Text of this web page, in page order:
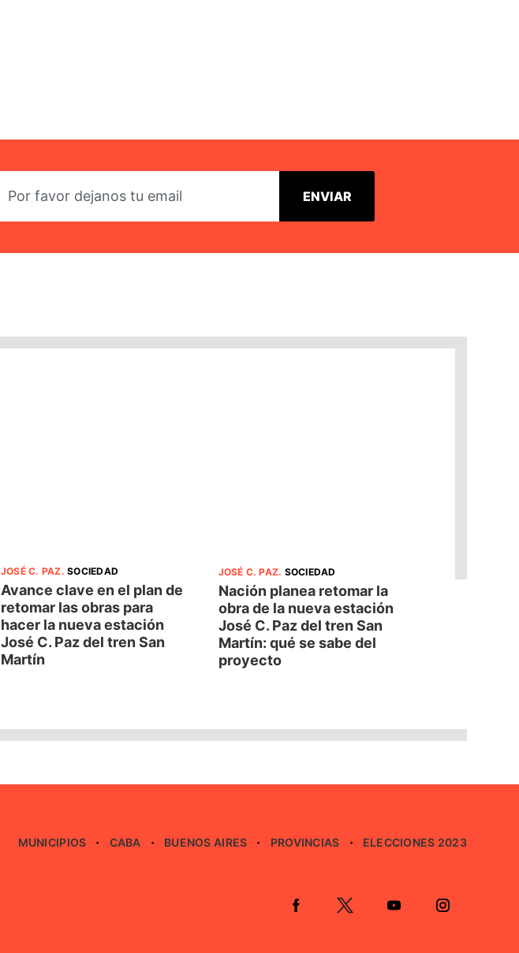
JOSÉ C. PAZ.SOCIEDAD
Avance clave en el plan de
retomar las obras para
hacer la nueva estación
José C. Paz del tren San
Martín
JOSÉ C. PAZ. SOCIEDAD
Nación planea retomar la
obra de la nueva estación
José C. Paz del tren San
Martín: qué se sabe del
proyecto
MUNICIPIOS CABA BUENOS AIRES PROVINCIAS ELECCIONES 2023